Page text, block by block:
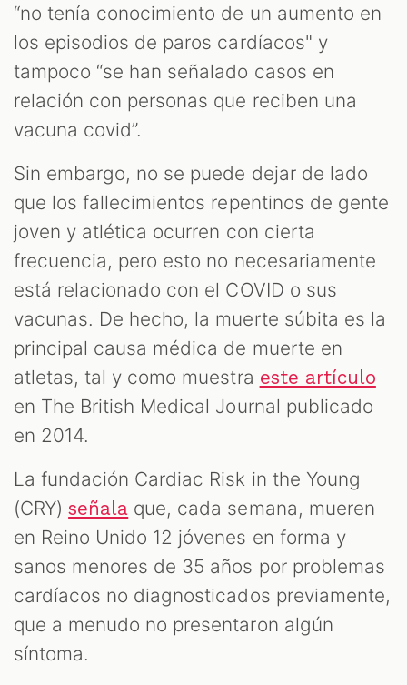
“no tenía conocimiento de un aumento en
los episodios de paros cardíacos" y
tampoco “se han señalado casos en
relación con personas que reciben una
vacuna covid”.
Sin embargo, no se puede dejar de lado
que los fallecimientos repentinos de gente
joven y atlética ocurren con cierta
frecuencia, pero esto no necesariamente
está relacionado con el COVID o sus
vacunas. De hecho, la muerte súbita es la
principal causa médica de muerte en
atletas, tal y como muestra este artículo
en The British Medical Journal publicado
en 2014.
La fundación Cardiac Risk in the Young
(CRY)señala que, cada semana, mueren
en Reino Unido 12 jóvenes en forma y
sanos menores de 35 años por problemas
cardíacos no diagnosticados previamente,
que a menudo no presentaron algún
síntoma.